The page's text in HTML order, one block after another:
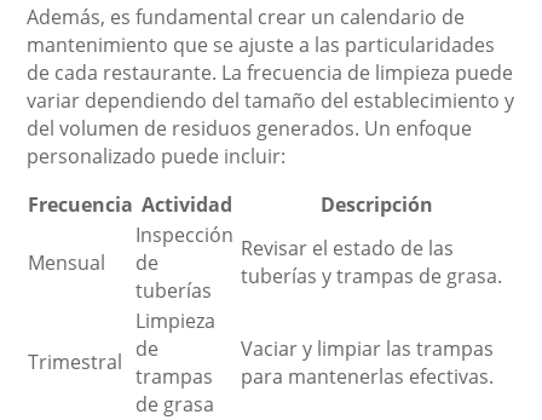
Además, es fundamental crear un calendario de
mantenimiento que se ajuste a las particularidades
de cada restaurante. La frecuencia de limpieza puede
variar dependiendo del tamaño del establecimiento y
del volumen de residuos generados. Un enfoque
personalizado puede incluir:
Frecuencia Actividad Descripción
Mensual
Inspección
de
tuberías
Revisar el estado de las
tuberías y trampas de grasa.
Trimestral
Limpieza
de
trampas
de grasa
Vaciar y limpiar las trampas
para mantenerlas efectivas.